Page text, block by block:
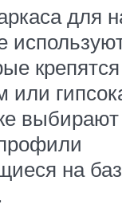
для
или
выбирают
на